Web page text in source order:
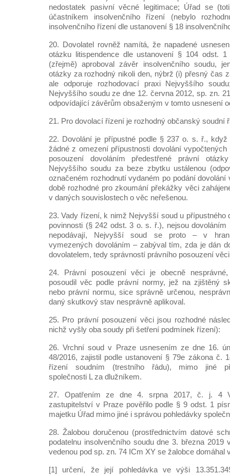
nedostatek pasivní věcné legitimace; Úřad se
účastníkem insolvenčního řízení (nebylo
insolvenčního řízení dle ustanovení § 18
20. Dovolatel rovněž namítá, že napadené
otázku litispendence dle ustanovení § 104 odst.
(zřejmě) aproboval závěr insolvenčního soudu,
otázky za rozhodný nikoli den, nýbrž (i) přesný čas
ale odporuje rozhodovací praxi Nejvyššího
Nejvyššího soudu ze dne 12. června 2012, sp. zn.
odpovídající závěrům obsaženým v tomto usnesení
21. Pro dovolací řízení je rozhodný občanský soudní
22. Dovolání je přípustné podle § 237 o. s. ř.,
žádné z omezení přípustnosti dovolání
posouzení dovoláním předestřené právní
Nejvyššího soudu za beze zbytku ustálenou
označeném rozhodnutí vydaném po podání
době rozhodné pro zkoumání překážky věci
v daných souvislostech o věc neřešenou.
23. Vady řízení, k nimž Nejvyšší soud u přípustného
povinnosti (§ 242 odst. 3 o. s. ř.), nejsou
nepodávají, Nejvyšší soud se proto – v
vymezených dovoláním – zabýval tím, zda je dán
dovolatelem, tedy správností právního posouzení
24. Právní posouzení věci je obecně
posoudil věc podle právní normy, jež na zjištěný
nebo právní normu, sice správně určenou,
daný skutkový stav nesprávně aplikoval.
25. Pro právní posouzení věci jsou rozhodné
nichž vyšly oba soudy při šetření podmínek řízení):
26. Vrchní soud v Praze usnesením ze dne 16.
48/2016, zajistil podle ustanovení § 79e zákona č.
řízení soudním (trestního řádu), mimo jiné
společnosti L za dlužníkem.
27. Opatřením ze dne 4. srpna 2017, č. j. 4
zastupitelství v Praze pověřilo podle § 9 odst. 1
majetku Úřad mimo jiné i správou pohledávky
28. Žalobou doručenou (prostřednictvím datové
podatelnu insolvenčního soudu dne 3. března 2019
vedenou pod sp. zn. 74 ICm XY se žalobce domáhal
[1] určení, že její pohledávka ve výši